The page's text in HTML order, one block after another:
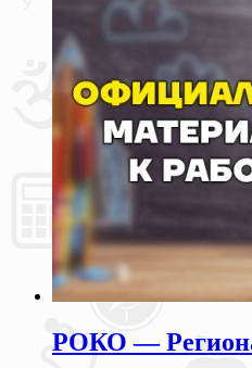
РОКО —